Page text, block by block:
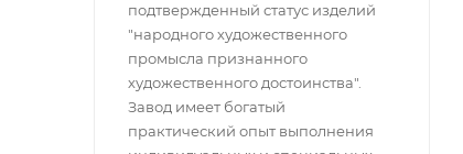
подтвержденный статус изделий
"народного художественного
промысла признанного
художественного достоинства".
Завод имеет богатый
практический опыт выполнения